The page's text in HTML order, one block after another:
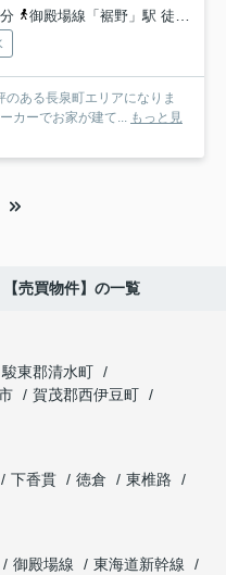
御殿場線「裾野」駅 徒歩73分
ある長泉町エリアになりま
ーカーでお家が建て... もっと見
【売買物件】の一覧
駿東郡清水町
賀茂郡西伊豆町
下香貫 徳倉
東椎路
御殿場線
東海道新幹線